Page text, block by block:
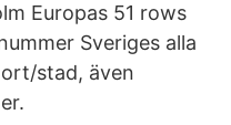
Europas 51 rows
Sveriges alla
stad, även